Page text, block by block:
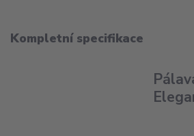
Kompletní specifikace